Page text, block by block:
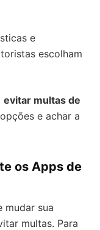
e
escolham
evitar multas de
e achar a
os Apps de
mudar sua
multas. Para